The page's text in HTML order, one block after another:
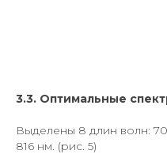
3.3. Оптимальные
Выделены 8 длин волн:
816 нм. (рис. 5)